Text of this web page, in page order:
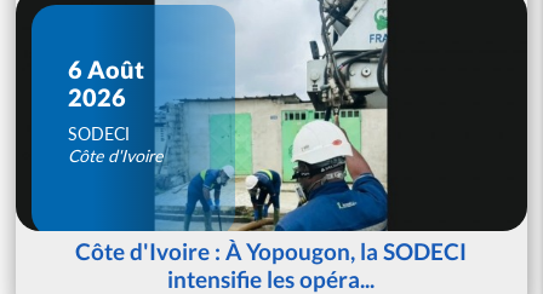
6 Août
2026
SODECI
Côte d'Ivoire
Côte d'Ivoire : À Yopougon, la SODECI
intensifie les opéra...